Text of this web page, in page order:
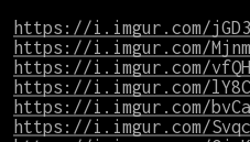
https://i.imgur.com/
https://i.imgur.com/
https://i.imgur.com/
https://i.imgur.com/
https://i.imgur.com/
https://i.imgur.com/